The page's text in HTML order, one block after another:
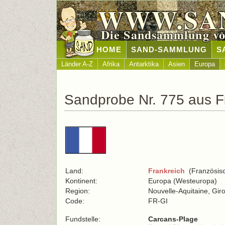
Die Sandsammlung
HOME SAND-SAMMLUNG
Länder A-Z Afrika Antarktika Asien Europa
Sandprobe Nr. 775 aus
Land: Frankreich
Kontinent:
Europa (Westeuropa)
Region:
Nouvelle-Aquitaine,
Code:
FR-GI
Fundstelle:
Carcans-Plage